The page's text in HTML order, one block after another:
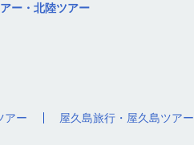
ー・北陸ツアー
アー 屋久島旅行・屋久島ツアー